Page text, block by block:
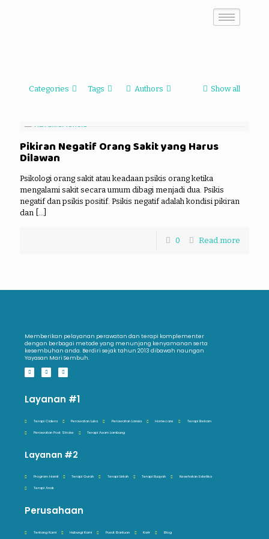
Categories Tags Authors Show all
Pikiran Negatif Orang Sakit yang Harus
Dilawan
Psikologi orang sakit atau keadaan psikis orang ketika
mengalami sakit secara umum dibagi menjadi dua. Psikis
negatif dan psikis positif. Psikis negatif adalah kondisi pikiran
dan
0 Read more
Memberikan pelayanan perawatan dan terapi komplementer
dengan berbagai metode yang menunjang kenyamanan serta
kesembuhan anda. Berdiri sejak tahun 2013 dibawah naungan
Yayasan Mari Sembuh.
Layanan #1
Terapi Cidera Perawatan Luka Perawatan Lansia Homecare Terapi Bekam
Perawatan Post Stroke Terapi Asam Lambung
Layanan #2
Program Hamil Terapi Gurah Terapi Lintah Terapi Ruqyah Kesehatan Estetika
Terapi Anak
Perusahaan
Tentang Kami Hubungi Kami Pusat Bantuan Karir Blog